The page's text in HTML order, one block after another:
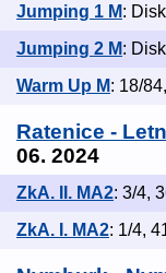
Jumping 1 M:
Jumping 2 M:
Warm Up M: 18/
Ratenice -
06. 2024
ZkA. II. MA2: 3/4,
ZkA. I. MA2: 1/4,